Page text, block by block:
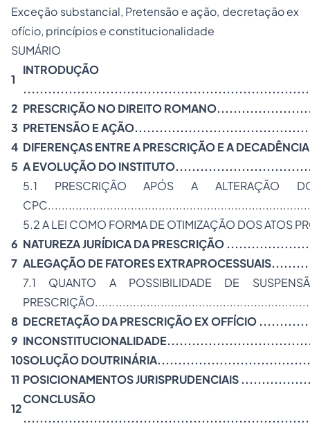
Exceção substancial, Pretensão e ação, decretação ex
ofício, princípios e constitucionalidade
SUMÁRIO
1
INTRODUÇÃO
2 PRESCRIÇÃO NO DIREITO
3 PRETENSÃO E
4 DIFERENÇAS ENTRE A PRESCRIÇÃO E A
5 A EVOLUÇÃO DO
5.1 PRESCRIÇÃO APÓS A
5.2 A LEI COMO FORMA DE OTIMIZAÇÃO DOS ATOS
6 NATUREZA JURÍDICA DA PRESCRIÇÃO
7 ALEGAÇÃO DE FATORES
7.1 QUANTO A POSSIBILIDADE DE
8 DECRETAÇÃO DA PRESCRIÇÃOEX OFFÍCIO
9 INCONSTITUCIONALIDADE
10SOLUÇÃO
11 POSICIONAMENTOS JURISPRUDENCIAIS
12
CONCLUSÃO